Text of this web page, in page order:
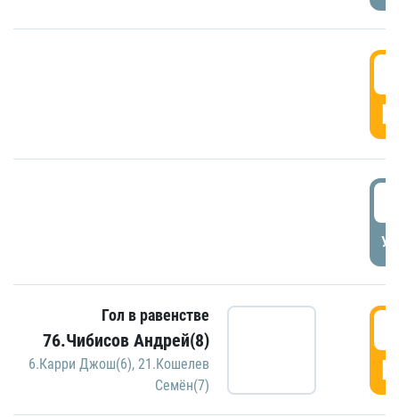
Гол в равенстве
76.Чибисов Андрей(8)
6.Карри Джош(6), 21.Кошелев
Семён(7)